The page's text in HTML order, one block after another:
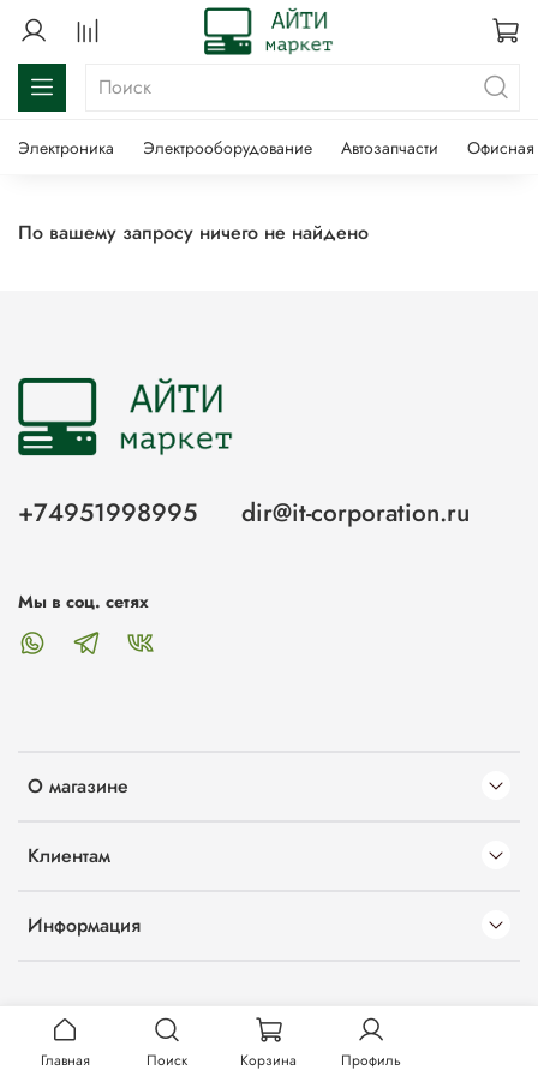
Электроника Электрооборудование Автозапчасти Офисная
По вашему запросу ничего не найдено
О магазине
Клиентам
Информация
+74951998995 dir@it-corporation.ru
Мы в соц. сетях
Главная Поиск Корзина Профиль